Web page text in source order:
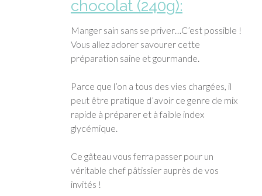
chocolat (240g):
Manger sain sans se priver…C’est possible !
Vous allez adorer savourer cette
préparation saine et gourmande.
Parce que l’on a tous des vies chargées, il
peut être pratique d’avoir ce genre de mix
rapide à préparer et à faible index
glycémique.
Ce gâteau vous ferra passer pour un
véritable chef pâtissier auprès de vos
invités !